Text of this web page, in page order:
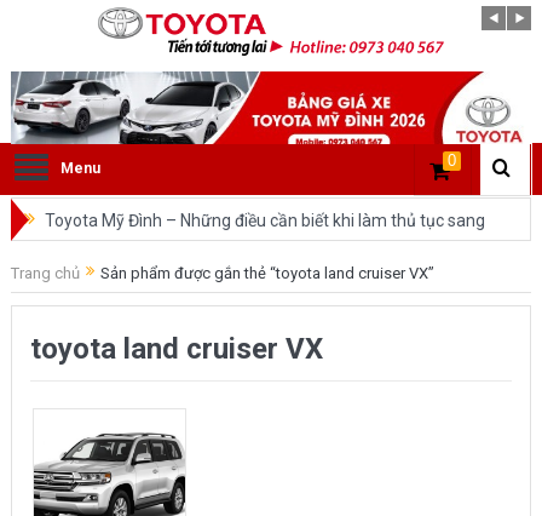
Menu 0
Toyota Mỹ Đình – Những điều cần biết khi làm thủ tục sang
tên ô tô trong cùng tỉnh.
So sánh Toyota Veloz Cross và Toyota Innova: Nên chọn xe
nào?
nhất trên thị trường.
Những dòng xe của Toyota đang chiếm lĩnh tại thị trường
Trang chủ Sản phẩm được gắn thẻ “toyota land cruiser VX”
toyota land cruiser VX